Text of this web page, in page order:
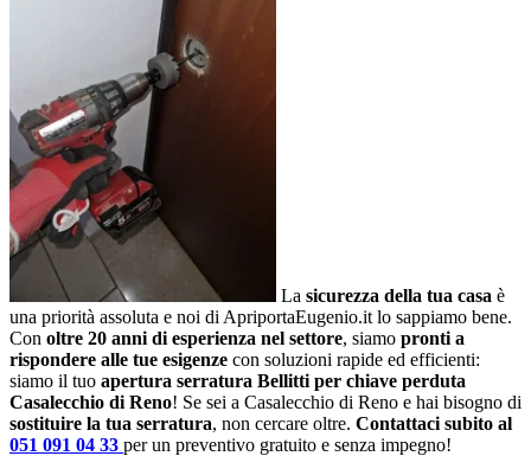
La sicurezza della tua casa è
una priorità assoluta e noi di ApriportaEugenio.it lo sappiamo bene.
Con oltre 20 anni di esperienza nel settore, siamo pronti a
rispondere alle tue esigenze con soluzioni rapide ed efficienti:
siamo il tuo apertura serratura Bellitti per chiave perduta
Casalecchio di Reno! Se sei a Casalecchio di Reno e hai bisogno di
sostituire la tua serratura, non cercare oltre. Contattaci subito al
051 091 04 33 per un preventivo gratuito e senza impegno!